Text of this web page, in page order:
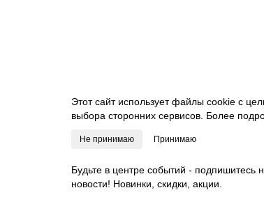
Этот сайт использует файлы cookie с
выбора сторонних сервисов. Более
Не принимаю Принимаю
Будьте в центре событий - подпишитесь
новости! Новинки, скидки, акции.